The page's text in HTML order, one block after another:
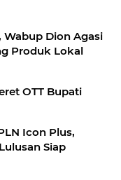
Wabup Dion Agasi
Produk Lokal
OTT Bupati
Icon Plus,
Siap